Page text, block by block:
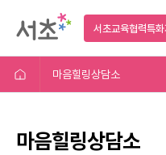
서초교육협력특
마음힐링상담소
마음힐링상담소